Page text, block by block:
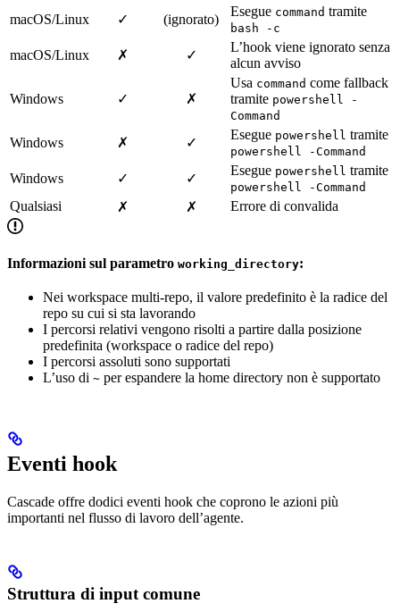
macOS/Linux ✓ (ignorato)
Esegue command tramite
bash -c
macOS/Linux ✗ ✓
L’hook viene ignorato senza
alcun avviso
Windows ✓ ✗
Usa command come fallback
tramite powershell -
Command
Windows ✗ ✓
Esegue powershell tramite
powershell -Command
Windows ✓ ✓
Esegue powershell tramite
powershell -Command
Qualsiasi ✗ ✗ Errore di convalida
Informazioni sul parametro working_directory:
Nei workspace multi-repo, il valore predefinito è la radice del
repo su cui si sta lavorando
I percorsi relativi vengono risolti a partire dalla posizione
predefinita (workspace o radice del repo)
I percorsi assoluti sono supportati
L’uso di ~ per espandere la home directory non è supportato
Eventi hook
Cascade offre dodici eventi hook che coprono le azioni più
importanti nel flusso di lavoro dell’agente.
Struttura di input comune